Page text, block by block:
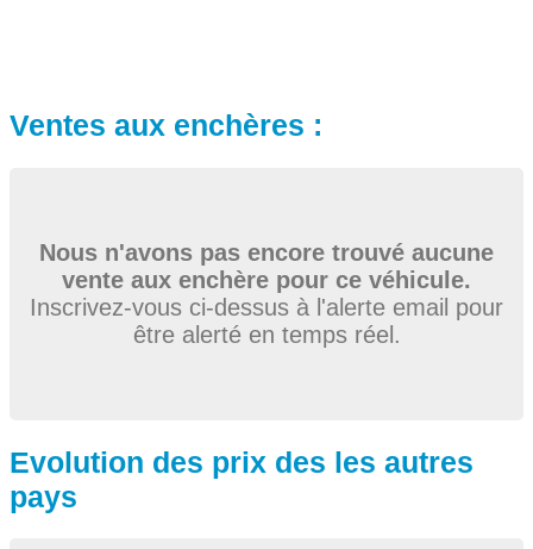
Ventes aux enchères :
Nous n'avons pas encore trouvé aucune
vente aux enchère pour ce véhicule.
Inscrivez-vous ci-dessus à l'alerte email pour
être alerté en temps réel.
Evolution des prix des les autres
pays